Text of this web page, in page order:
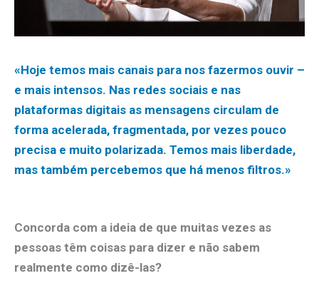
«Hoje temos mais canais para nos fazermos ouvir –
e mais intensos. Nas redes sociais e nas
plataformas digitais as mensagens circulam de
forma acelerada, fragmentada, por vezes pouco
precisa e muito polarizada. Temos mais liberdade,
mas também percebemos que há menos filtros.»
Concorda com a ideia de que muitas vezes as
pessoas têm coisas para dizer e não sabem
realmente como dizê-las?